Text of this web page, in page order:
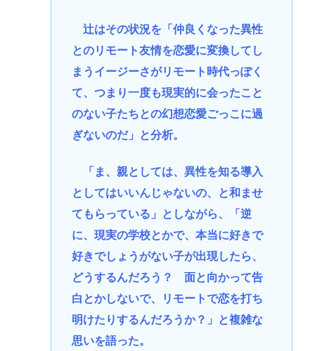
辻はその状況を「仲良くなった異性
とのリモート友情を恋愛に変換してし
まうイージーさがリモート時代っぽく
て、つまり一度も現実的に会ったこと
のない子たちとの幻想恋愛ごっこに過
ぎないのだ」と分析。
「ま、親としては、異性を知る導入
としてはいいんじゃないの、と和ませ
てもらっている」としながら、「逆
に、現実の学校とかで、本当に好きで
好きでしょうがない子が出現したら、
どうするんだろう？ 面と向かって告
白とかしないで、リモートで恋を打ち
明けたりするんだろうか？」と複雑な
思いを語った。